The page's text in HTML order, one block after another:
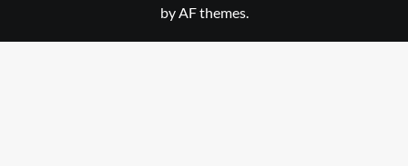
by AF themes.